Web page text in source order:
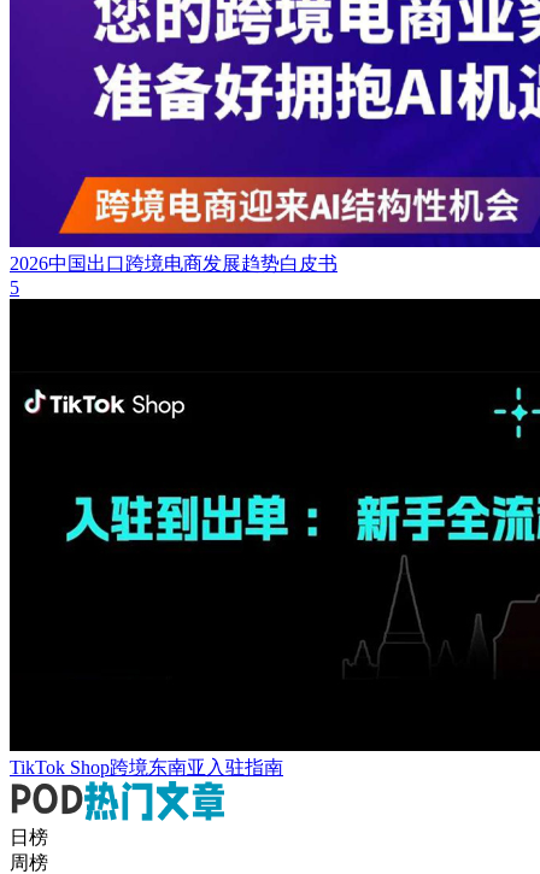
2026中国出口跨境电商发展趋势白皮书
5
TikTok Shop跨境东南亚入驻指南
日榜
周榜